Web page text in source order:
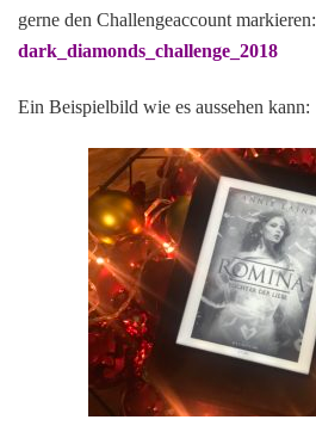
gerne den Challengeaccount markieren:
dark_diamonds_challenge_2018
Ein Beispielbild wie es aussehen kann: